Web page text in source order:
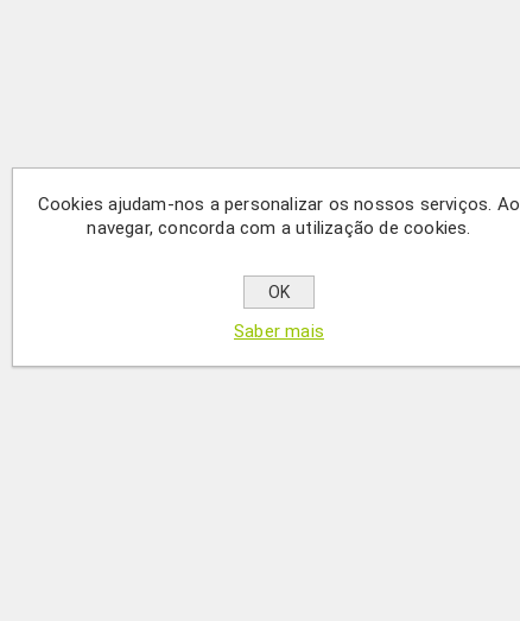
Cookies ajudam-nos a personalizar os nossos serviços. Ao
navegar, concorda com a utilização de cookies.
OK
Saber mais